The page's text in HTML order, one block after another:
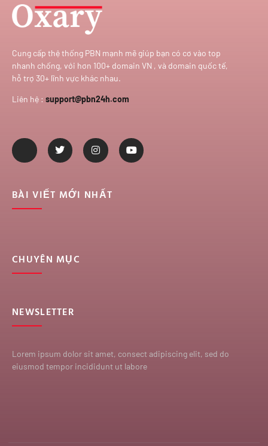
Cung cấp thệ thống PBN mạnh mẽ giúp bạn có cơ vào top
nhanh chống, với hơn 100+ domain VN , và domain quốc tế,
hỗ trợ 30+ lĩnh vực khác nhau.
Liên hệ : support@pbn24h.com
BÀI VIẾT MỚI NHẤT
CHUYÊN MỤC
NEWSLETTER
Lorem ipsum dolor sit amet, consect adipiscing elit, sed do
eiusmod tempor incididunt ut labore